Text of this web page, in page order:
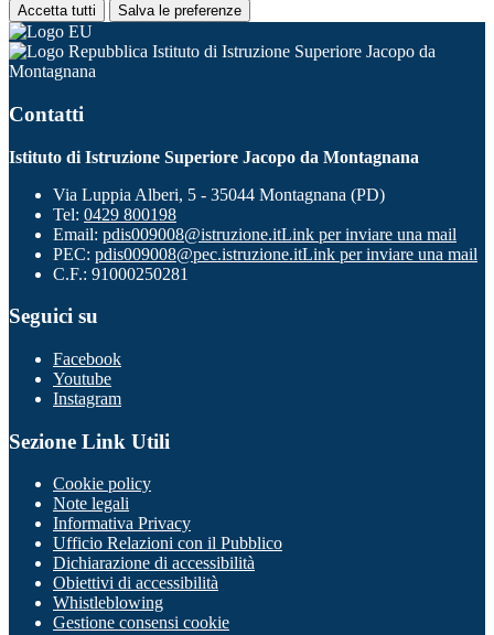
Accetta tutti Salva le preferenze
Istituto di Istruzione Superiore Jacopo da
Montagnana
Contatti
Istituto di Istruzione Superiore Jacopo da Montagnana
Via Luppia Alberi, 5 - 35044 Montagnana (PD)
Tel: 0429 800198
Email: pdis009008@istruzione.itLink per inviare una mail
PEC: pdis009008@pec.istruzione.itLink per inviare una mail
C.F.: 91000250281
Seguici su
Facebook
Youtube
Instagram
Sezione Link Utili
Cookie policy
Note legali
Informativa Privacy
Ufficio Relazioni con il Pubblico
Dichiarazione di accessibilità
Obiettivi di accessibilità
Whistleblowing
Gestione consensi cookie